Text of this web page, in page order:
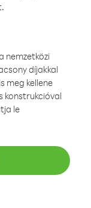
nemzetközi
díjakkal
meg kellene
konstrukcióval
le